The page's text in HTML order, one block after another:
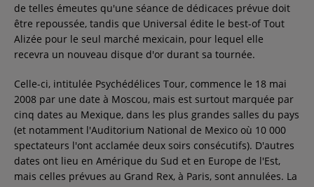
de telles émeutes qu'une séance de dédicaces prévue doit
être repoussée, tandis que Universal édite le best-of Tout
Alizée pour le seul marché mexicain, pour lequel elle
recevra un nouveau disque d'or durant sa tournée.
Celle-ci, intitulée Psychédélices Tour, commence le 18 mai
2008 par une date à Moscou, mais est surtout marquée par
cinq dates au Mexique, dans les plus grandes salles du pays
(et notamment l'Auditorium National de Mexico où 10 000
spectateurs l'ont acclamée deux soirs consécutifs). D'autres
dates ont lieu en Amérique du Sud et en Europe de l'Est,
mais celles prévues au Grand Rex, à Paris, sont annulées. La